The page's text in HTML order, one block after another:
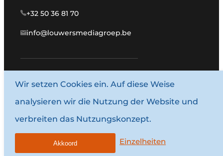
+32 50 36 81 70
info@louwersmediagroep.be
www.louwersmediagroep.com
© 1987–2026 Louwersmediagroep.
Allgemeine Bedingungen und Konditionen
Wir setzen Cookies ein. Auf diese Weise
analysieren wir die Nutzung der Website und
verbreiten das Nutzungskonzept.
Einzelheiten
Akkoord